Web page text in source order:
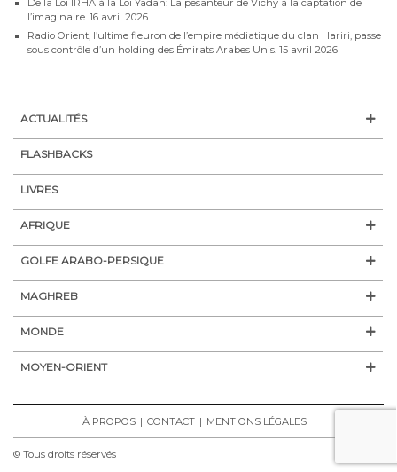
l’imaginaire. 16 avril 2026
Radio Orient, l’ultime fleuron de l’empire médiatique du clan Hariri, passe
sous contrôle d’un holding des Émirats Arabes Unis. 15 avril 2026
ACTUALITÉS
FLASHBACKS
LIVRES
AFRIQUE
GOLFE ARABO-PERSIQUE
MAGHREB
MONDE
MOYEN-ORIENT
À PROPOS CONTACT MENTIONS LÉGALES
© Tous droits réservés